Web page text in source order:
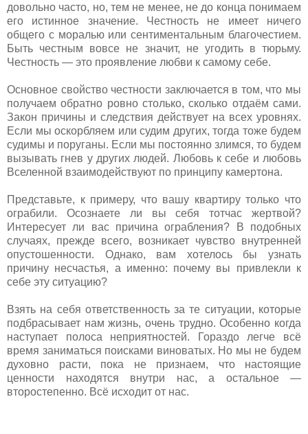
довольно часто, но, тем не менее, не до конца понимаем
его истинное значение. Честность не имеет ничего
общего с моралью или сентиментальным благочестием.
Быть честным вовсе не значит, не угодить в тюрьму.
Честность — это проявление любви к самому себе.
Основное свойство честности заключается в том, что мы
получаем обратно ровно столько, сколько отдаём сами.
Закон причины и следствия действует на всех уровнях.
Если мы оскорбляем или судим других, тогда тоже будем
судимы и поруганы. Если мы постоянно злимся, то будем
вызывать гнев у других людей. Любовь к себе и любовь
Вселенной взаимодействуют по принципу камертона.
Представьте, к примеру, что вашу квартиру только что
ограбили. Осознаете ли вы себя тотчас жертвой?
Интересует ли вас причина ограбления? В подобных
случаях, прежде всего, возникает чувство внутренней
опустошенности. Однако, вам хотелось бы узнать
причину несчастья, а именно: почему вы привлекли к
себе эту ситуацию?
Взять на себя ответственность за те ситуации, которые
подбрасывает нам жизнь, очень трудно. Особенно когда
наступает полоса неприятностей. Гораздо легче всё
время заниматься поисками виноватых. Но мы не будем
духовно расти, пока не признаем, что настоящие
ценности находятся внутри нас, а остальное —
второстепенно. Всё исходит от нас.